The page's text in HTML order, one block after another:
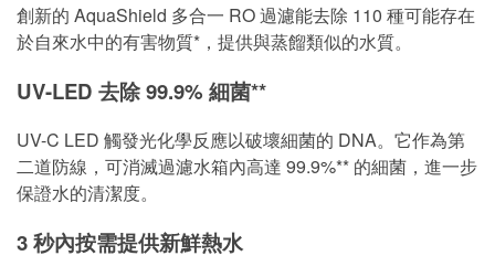
創新的 AquaShield 多合一 RO 過濾能去除 110 種可能存在
於自來水中的有害物質*，提供與蒸餾類似的水質。
UV-LED 去除 99.9% 細菌**
UV-C LED 觸發光化學反應以破壞細菌的 DNA。它作為第
二道防線，可消滅過濾水箱內高達 99.9%** 的細菌，進一步
保證水的清潔度。
3 秒內按需提供新鮮熱水